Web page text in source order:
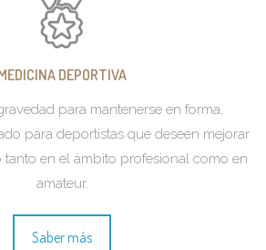
DEPORTIVA
para mantenerse en forma,
para deportistas que deseen mejorar
tanto en el ámbito profesional como en
amateur.
Saber más